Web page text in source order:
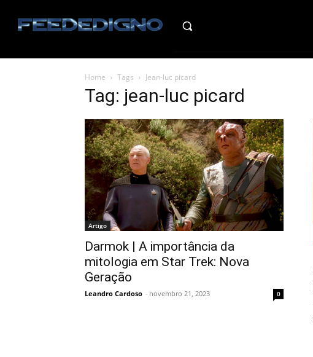
Home Tags Jean-luc picard
Tag: jean-luc picard
Artigo
Darmok | A importância da
mitologia em Star Trek: Nova
Geração
Leandro Cardoso - novembro 21, 2023 0